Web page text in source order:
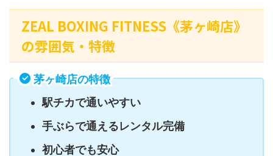
ZEAL BOXING FITNESS《茅ヶ崎店》
の雰囲気・特徴
茅ヶ崎店の特徴
駅チカで通いやすい
手ぶらで通えるレンタル完備
初心者でも安心